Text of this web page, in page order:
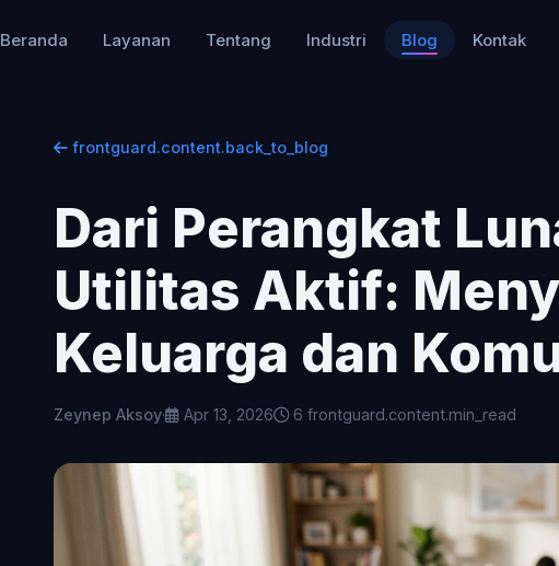
Beranda Layanan Tentang Industri Blog Kontak
frontguard.content.back_to_blog
Dari Perangkat
Utilitas Aktif:
Keluarga dan
Zeynep Aksoy· Apr 13, 2026 6 frontguard.content.min_read